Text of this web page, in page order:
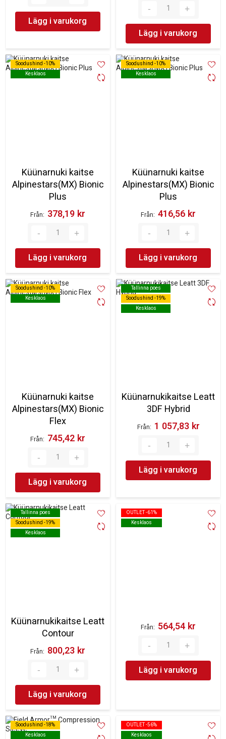
Lägg i varukorg
Lägg i varukorg
Soodushind -10%
Kesklaos
Soodushind -10%
Kesklaos
Küünarnuki kaitse
Alpinestars(MX) Bionic
Plus
Från 378,19 kr‎
Lägg i varukorg
Soodushind -10%
Kesklaos
Soodushind -10%
Kesklaos
Küünarnuki kaitse
Alpinestars(MX) Bionic
Plus
Från 416,56 kr‎
Lägg i varukorg
Soodushind -10%
Kesklaos
Soodushind -10%
Kesklaos
Küünarnuki kaitse
Alpinestars(MX) Bionic
Flex
Från 745,42 kr‎
Lägg i varukorg
Tallinna poes
Soodushind -19%
Kesklaos
Tallinna poes
Soodushind -19%
Kesklaos
Küünarnukikaitse Leatt
3DF Hybrid
Från 1 057,83 kr‎
Lägg i varukorg
Tallinna poes
Soodushind -19%
Kesklaos
Tallinna poes
Soodushind -19%
Kesklaos
Küünarnukikaitse Leatt
Contour
Från 800,23 kr‎
Lägg i varukorg
OUTLET -61%
Kesklaos
OUTLET -61%
Kesklaos
Från 564,54 kr‎
Lägg i varukorg
Soodushind -18%
Kesklaos
Soodushind -18%
Kesklaos
OUTLET -56%
Kesklaos
OUTLET -56%
Kesklaos